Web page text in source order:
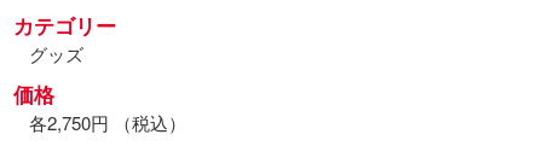
カテゴリー
グッズ
価格
各2,750円 （税込）